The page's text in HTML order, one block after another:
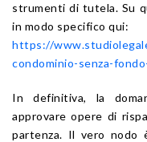
strumenti di tutela. Su
in modo specifico qui:
https://
condominio-senza-
In definitiva, la
approvare opere di
partenza. Il vero nodo